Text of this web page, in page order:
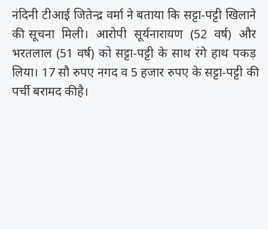
नंदिनी टीआई जितेन्द्र वर्मा ने बताया कि सट्टा-पट्टी खिलाने
की सूचना मिली। आरोपी सूर्यनारायण (52 वर्ष) और
भरतलाल (51 वर्ष) को सट्टा-पट्टी के साथ रंगे हाथ पकड़
लिया। 17 सौ रुपए नगद व 5 हजार रुपए के सट्टा-पट्टी की
पर्ची बरामद की है।